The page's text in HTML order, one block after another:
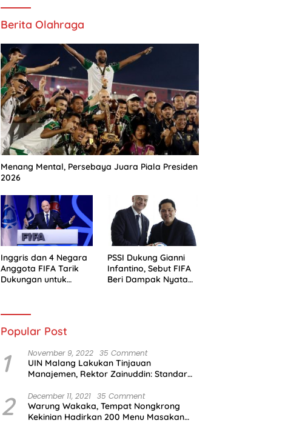
Berita Olahraga
Menang Mental, Persebaya Juara Piala Presiden
2026
Inggris dan 4 Negara
Anggota FIFA Tarik
Dukungan untuk
PSSI Dukung Gianni
Infantino, Sebut FIFA
Beri Dampak Nyata
Popular Post
1 November 9, 2022 35 Comment
UIN Malang Lakukan Tinjauan
Manajemen, Rektor Zainuddin: Standar
2 December 11, 2021 35 Comment
Warung Wakaka, Tempat Nongkrong
Kekinian Hadirkan 200 Menu Masakan